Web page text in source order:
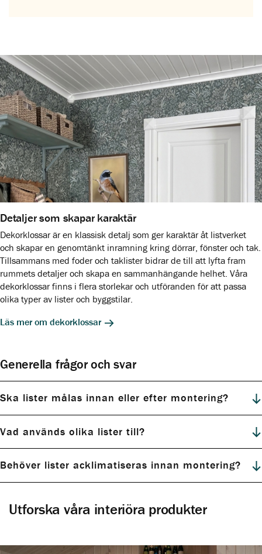
Detaljer som skapar karaktär
Dekorklossar är en klassisk detalj som ger karaktär åt listverket
och skapar en genomtänkt inramning kring dörrar, fönster och tak.
Tillsammans med foder och taklister bidrar de till att lyfta fram
rummets detaljer och skapa en sammanhängande helhet. Våra
dekorklossar finns i flera storlekar och utföranden för att passa
olika typer av lister och byggstilar.
Läs mer om dekorklossar
Generella frågor och svar
Ska lister målas innan eller efter montering?
Vad används olika lister till?
Behöver lister acklimatiseras innan montering?
Utforska våra interiöra produkter